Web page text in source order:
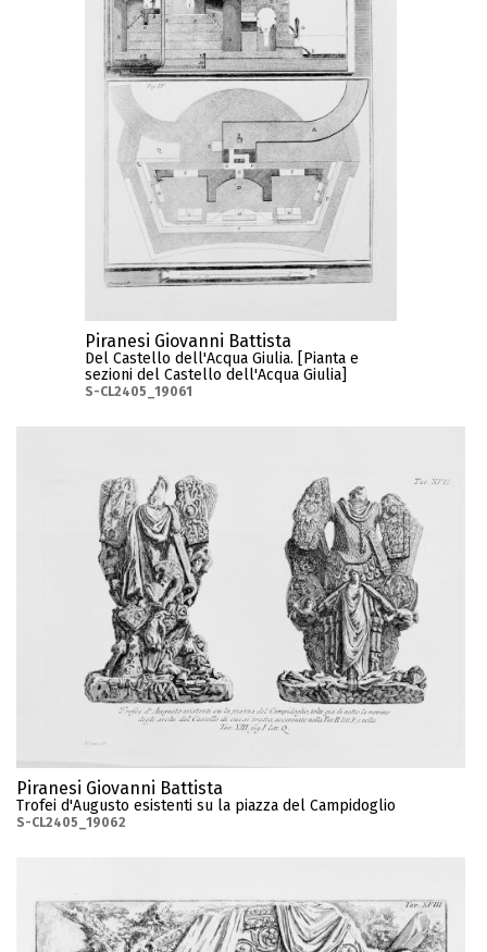
Piranesi Giovanni Battista
Del Castello dell'Acqua Giulia. [Pianta e
sezioni del Castello dell'Acqua Giulia]
S-CL2405_19061
Piranesi Giovanni Battista
Trofei d'Augusto esistenti su la piazza del Campidoglio
S-CL2405_19062